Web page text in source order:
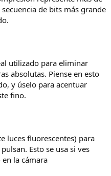
de bits más grande
utilizado para eliminar
absolutas. Piense en esto
y úselo para acentuar
fino.
luces fluorescentes) para
Esto se usa si ves
la cámara